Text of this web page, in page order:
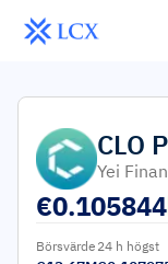
CLO
Yei
€0.105844
Börsvärde 24 h högst